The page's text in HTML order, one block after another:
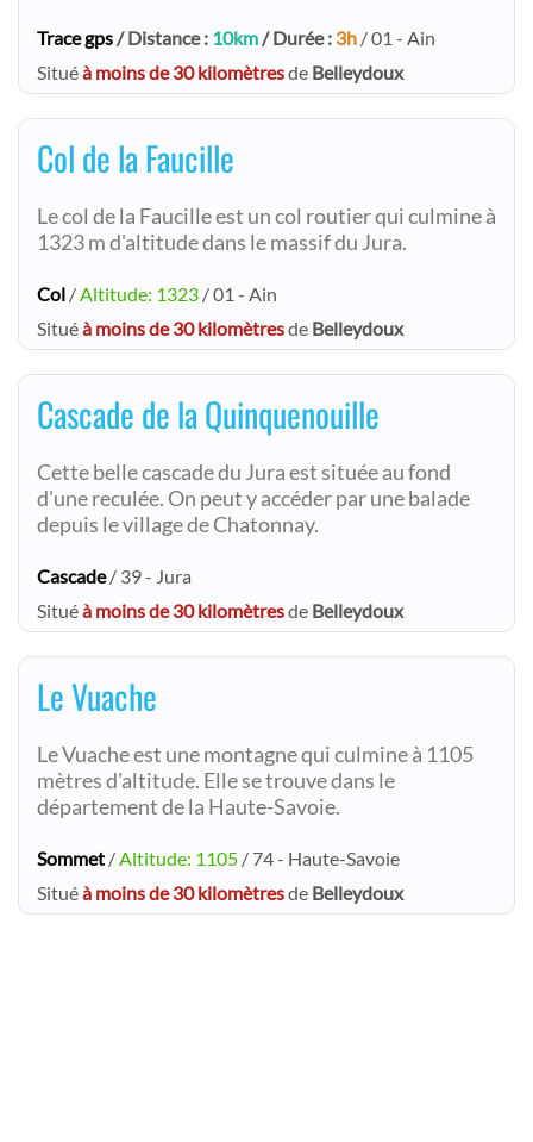
Trace gps/ Distance : 10km/ Durée : 3h / 01 - Ain
Situéà moins de 30 kilomètresde Belleydoux
Col de la Faucille
Le col de la Faucille est un col routier qui culmine à
1323 m d'altitude dans le massif du Jura.
Col /Altitude: 1323 / 01 - Ain
Situéà moins de 30 kilomètresde Belleydoux
Cascade de la Quinquenouille
Cette belle cascade du Jura est située au fond
d'une reculée. On peut y accéder par une balade
depuis le village de Chatonnay.
Cascade/ 39 - Jura
Situéà moins de 30 kilomètresde Belleydoux
Le Vuache
Le Vuache est une montagne qui culmine à 1105
mètres d'altitude. Elle se trouve dans le
département de la Haute-Savoie.
Sommet /Altitude: 1105 / 74 - Haute-Savoie
Situéà moins de 30 kilomètresde Belleydoux